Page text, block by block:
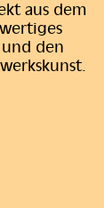
aus dem
den